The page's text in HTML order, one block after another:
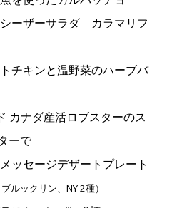
サラダ カラマリフ
と温野菜のハーブバ
産活ロブスターのス
ーで
ジデザートプレート
ルックリン、NY 2種）